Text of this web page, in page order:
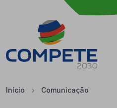
Saltar para o conteúdo
Início Comunicação